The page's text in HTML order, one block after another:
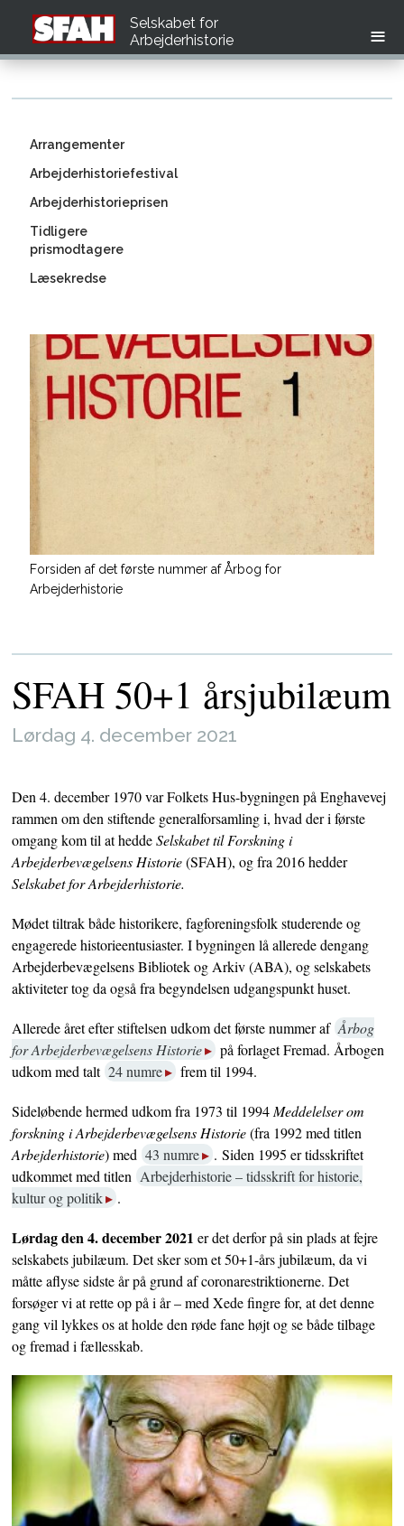
Selskabet for
Arbejderhistorie
Arrangementer
Arbejderhistoriefestival
Arbejderhistorieprisen
Tidligere
prismodtagere
Læsekredse
Forsiden af det første nummer af Årbog for
Arbejderhistorie
SFAH 50+1 årsjubilæum
Lørdag 4. december 2021
Den 4. december 1970 var Folkets Hus-bygningen på Enghavevej
rammen om den stiftende generalforsamling i, hvad der i første
omgang kom til at heddeSelskabet til Forskning i
Arbejderbevægelsens Historie(SFAH), og fra 2016 hedder
Selskabet for Arbejderhistorie.
Mødet tiltrak både historikere, fagforeningsfolk studerende og
engagerede historieentusiaster. I bygningen lå allerede dengang
Arbejderbevægelsens Bibliotek og Arkiv (ABA), og selskabets
aktiviteter tog da også fra begyndelsen udgangspunkt huset.
Allerede året efter stiftelsen udkom det første nummer af Årbog
for Arbejderbevægelsens Historie
på forlaget Fremad. Årbogen
udkom med talt 24 numre frem til 1994.
Sideløbende hermed udkom fra 1973 til 1994 Meddelelser om
forskning i Arbejderbevægelsens Historie(fra 1992 med titlen
Arbejderhistorie) med 43 numre
. Siden 1995 er tidsskriftet
udkommet med titlen Arbejderhistorie – tidsskrift for historie,
kultur og politik
.
Lørdag den 4. december 2021 er det derfor på sin plads at fejre
selskabets jubilæum. Det sker som et 50+1-års jubilæum, da vi
måtte aflyse sidste år på grund af coronarestriktionerne. Det
forsøger vi at rette op på i år – med Xede fingre for, at det denne
gang vil lykkes os at holde den røde fane højt og se både tilbage
og fremad i fællesskab.